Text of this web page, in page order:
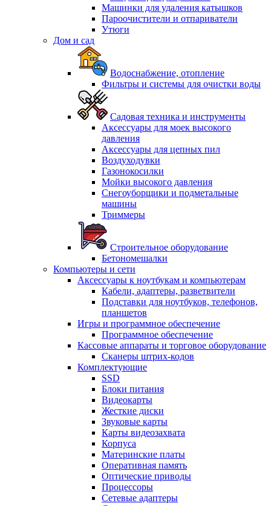
Машинки для удаления катышков
Пароочистители и отпариватели
Утюги
Дом и сад
Водоснабжение, отопление
Фильтры и системы для очистки воды
Садовая техника и инструменты
Аксессуары для моек высокого
давления
Аксессуары для цепных пил
Воздуходувки
Газонокосилки
Мойки высокого давления
Снегоуборщики и подметальные
машины
Триммеры
Строительное оборудование
Бетономешалки
Компьютеры и сети
Аксессуары к ноутбукам и компьютерам
Кабели, адаптеры, разветвители
Подставки для ноутбуков, телефонов,
планшетов
Игры и программное обеспечение
Программное обеспечение
Кассовые аппараты и торговое оборудование
Сканеры штрих-кодов
Комплектующие
SSD
Блоки питания
Видеокарты
Жесткие диски
Звуковые карты
Карты видеозахвата
Корпуса
Материнские платы
Оперативная память
Оптические приводы
Процессоры
Сетевые адаптеры